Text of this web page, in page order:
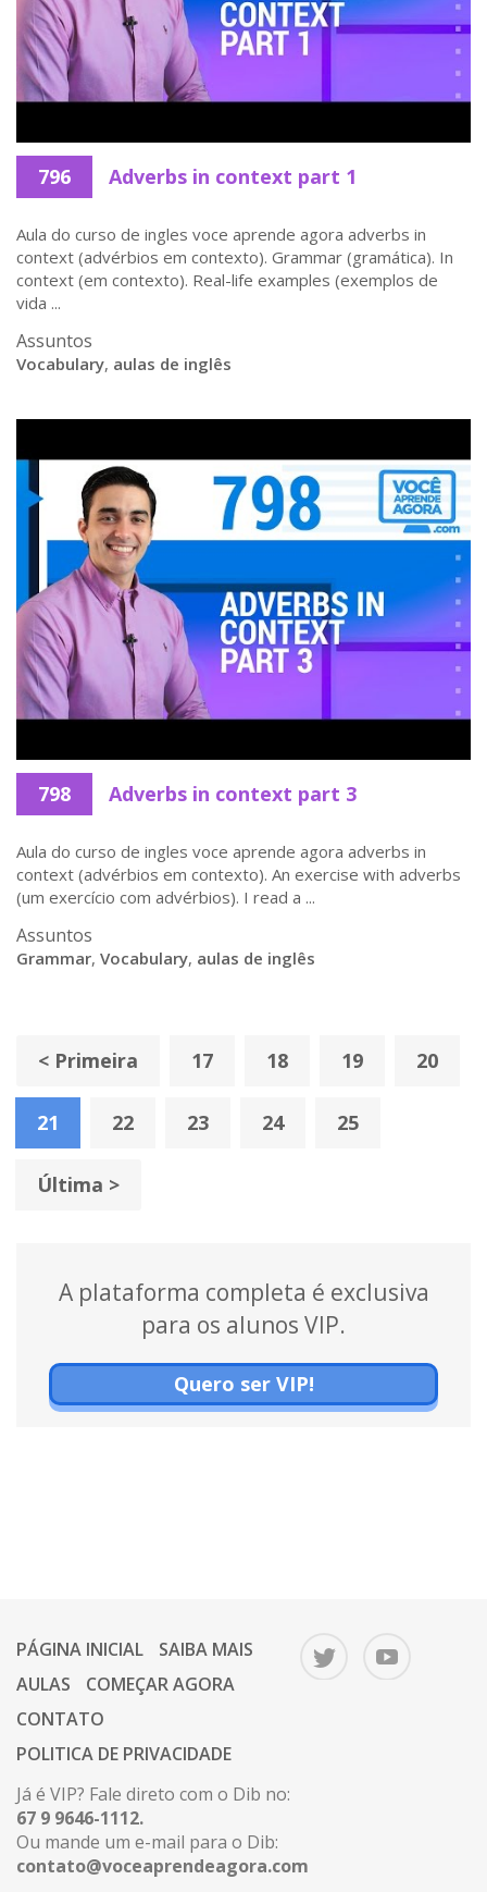
796 Adverbs in context part 1
Aula do curso de ingles voce aprende agora adverbs in
context (advérbios em contexto). Grammar (gramática). In
context (em contexto). Real-life examples (exemplos de
vida ...
Assuntos
Vocabulary, aulas de inglês
798 Adverbs in context part 3
Aula do curso de ingles voce aprende agora adverbs in
context (advérbios em contexto). An exercise with adverbs
(um exercício com advérbios). I read a ...
Assuntos
Grammar, Vocabulary, aulas de inglês
< Primeira 17 18 19 20
21 22 23 24 25
Última >
A plataforma completa é exclusiva
para os alunos VIP.
Quero ser VIP!
PÁGINA INICIAL
SAIBA MAIS
AULAS
COMEÇAR AGORA
CONTATO
POLITICA DE PRIVACIDADE
Já é VIP? Fale direto com o Dib no:
67 9 9646-1112.
Ou mande um e-mail para o Dib:
contato@voceaprendeagora.com